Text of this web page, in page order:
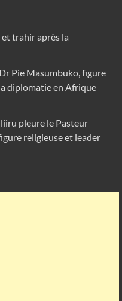
trahir après la
Pie Masumbuko, figure
diplomatie en Afrique
pleure le Pasteur
religieuse et leader